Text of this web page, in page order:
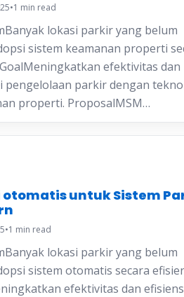
•1 min read
lokasi parkir yang belum
sistem keamanan properti
efektivitas dan
pengelolaan parkir dengan
properti. ProposalMSM…
otomatis untuk Sistem
•1 min read
lokasi parkir yang belum
sistem otomatis secara
efektivitas dan